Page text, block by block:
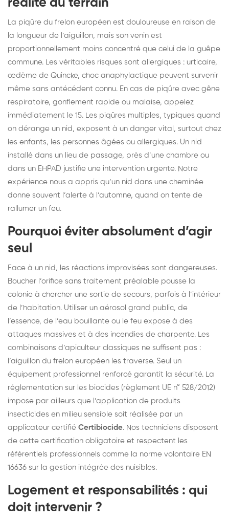
réalité du terrain
La piqûre du frelon européen est douloureuse en raison de
la longueur de l’aiguillon, mais son venin est
proportionnellement moins concentré que celui de la guêpe
commune. Les véritables risques sont allergiques : urticaire,
œdème de Quincke, choc anaphylactique peuvent survenir
même sans antécédent connu. En cas de piqûre avec gêne
respiratoire, gonflement rapide ou malaise, appelez
immédiatement le 15. Les piqûres multiples, typiques quand
on dérange un nid, exposent à un danger vital, surtout chez
les enfants, les personnes âgées ou allergiques. Un nid
installé dans un lieu de passage, près d’une chambre ou
dans un EHPAD justifie une intervention urgente. Notre
expérience nous a appris qu’un nid dans une cheminée
donne souvent l’alerte à l’automne, quand on tente de
rallumer un feu.
Pourquoi éviter absolument d’agir
seul
Face à un nid, les réactions improvisées sont dangereuses.
Boucher l’orifice sans traitement préalable pousse la
colonie à chercher une sortie de secours, parfois à l’intérieur
de l’habitation. Utiliser un aérosol grand public, de
l’essence, de l’eau bouillante ou le feu expose à des
attaques massives et à des incendies de charpente. Les
combinaisons d’apiculteur classiques ne suffisent pas :
l’aiguillon du frelon européen les traverse. Seul un
équipement professionnel renforcé garantit la sécurité. La
réglementation sur les biocides (règlement UE n° 528/2012)
impose par ailleurs que l’application de produits
insecticides en milieu sensible soit réalisée par un
applicateur certifié Certibiocide. Nos techniciens disposent
de cette certification obligatoire et respectent les
référentiels professionnels comme la norme volontaire EN
16636 sur la gestion intégrée des nuisibles.
Logement et responsabilités : qui
doit intervenir ?